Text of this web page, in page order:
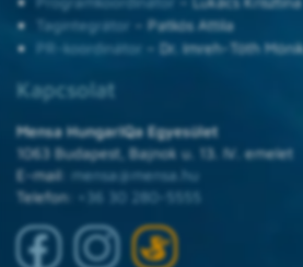
Tagintegrátor
– Patkós Attila
PR-koordinátor – Dr. Imreh-Tóth
Kapcsolat
Mensa HungarIQa Egyesület
1063 Budapest, Bajnok u. 13. IV. emelet
E-mail: mensa@mensa.hu
Telefon:
+36 30 280-5555